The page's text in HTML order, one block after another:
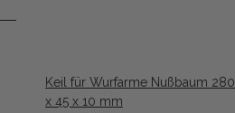
Keil für Wurfarme Nußbaum 280
x 45 x 10 mm